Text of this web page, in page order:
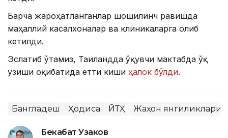
Барча жароҳатланганлар шошилинч равишда
маҳаллий касалхоналар ва клиникаларга олиб
кетилди.
Эслатиб ўтамиз, Таиландда ўқувчи мактабда ўқ
узиши оқибатида етти киши ҳалок бўлди.
Бангладеш Ҳодиса ЙТҲ Жаҳон янгиликлари
Бекабат Узаков